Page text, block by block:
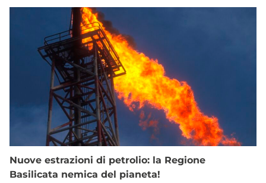
Nuove estrazioni di petrolio: la Regione
Basilicata nemica del pianeta!